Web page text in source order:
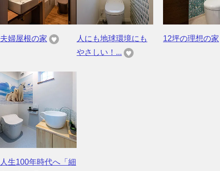
夫婦屋根の家
人にも地球環境にも
やさしい！...
12坪の理想の家
人生100年時代へ「細